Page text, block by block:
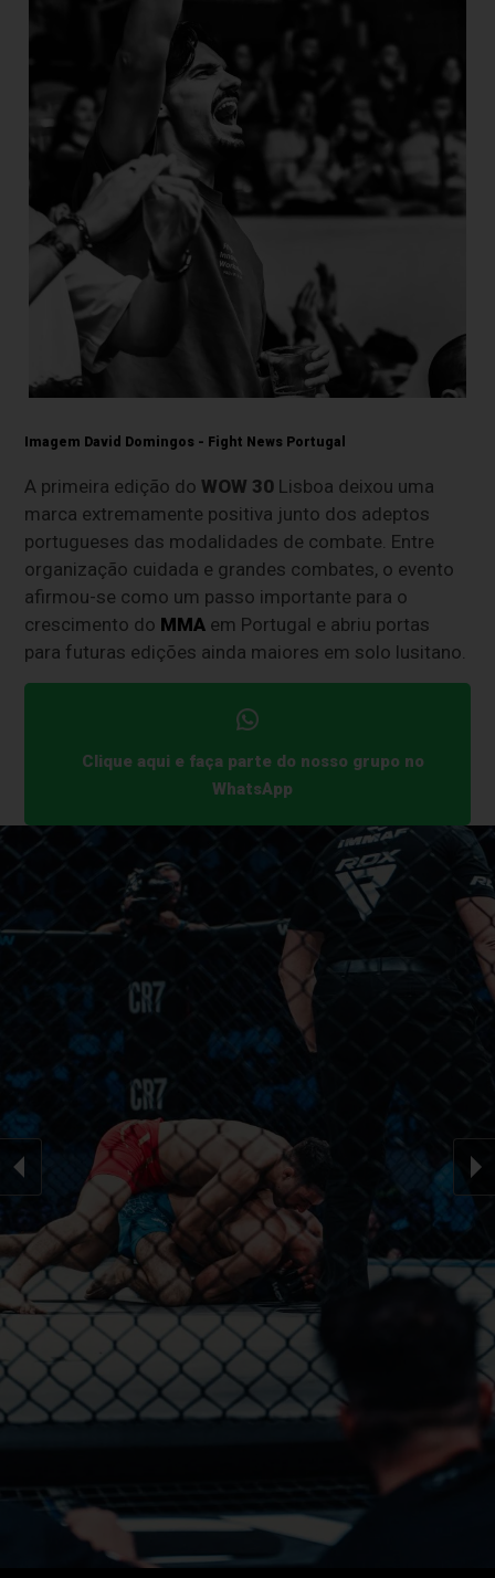
Imagem David Domingos - Fight News Portugal
A primeira edição do WOW 30 Lisboa deixou uma
marca extremamente positiva junto dos adeptos
portugueses das modalidades de combate. Entre
organização cuidada e grandes combates, o evento
afirmou-se como um passo importante para o
crescimento do MMA em Portugal e abriu portas
para futuras edições ainda maiores em solo lusitano.
Clique aqui e faça parte do nosso grupo no
WhatsApp